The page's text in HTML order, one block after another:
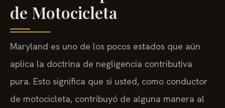
de Motocicleta
Maryland es uno de los pocos estados que aún
aplica la doctrina de negligencia contributiva
pura. Esto significa que si usted, como conductor
de motocicleta, contribuyó de alguna manera al